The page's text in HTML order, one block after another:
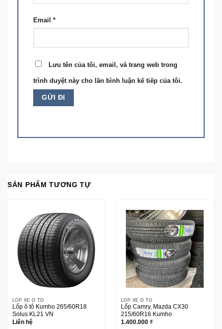
Email *
Lưu tên của tôi, email, và trang web trong
trình duyệt này cho lần bình luận kế tiếp của tôi.
SẢN PHẨM TƯƠNG TỰ
LỐP XE Ô TÔ
Lốp ô tô Kumho 265/60R18
Solus KL21 VN
Liên hệ
LỐP XE Ô TÔ
Lốp Camry, Mazda CX30
215/60R16 Kumho
1.400.000 ₫